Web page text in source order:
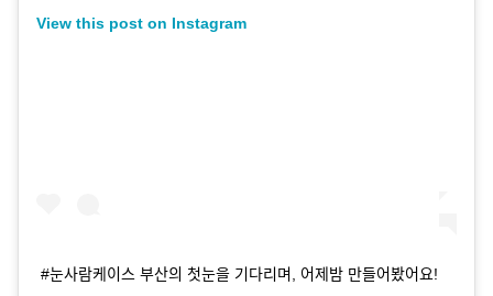
View this post on Instagram
#눈사람케이스 부산의 첫눈을 기다리며, 어제밤 만들어봤어요!